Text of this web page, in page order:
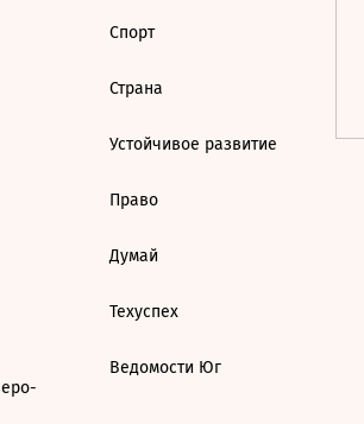
Спорт
Страна
Устойчивое развитие
Право
Думай
Техуспех
Ведомости Юг